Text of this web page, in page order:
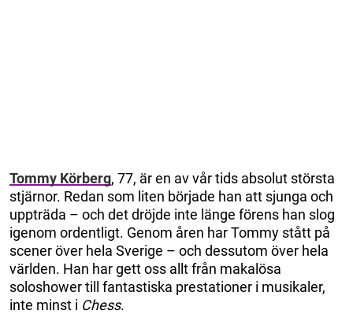
Tommy Körberg, 77, är en av vår tids absolut största
stjärnor. Redan som liten började han att sjunga och
uppträda – och det dröjde inte länge förens han slog
igenom ordentligt. Genom åren har Tommy stått på
scener över hela Sverige – och dessutom över hela
världen. Han har gett oss allt från makalösa
soloshower till fantastiska prestationer i musikaler,
inte minst i Chess.